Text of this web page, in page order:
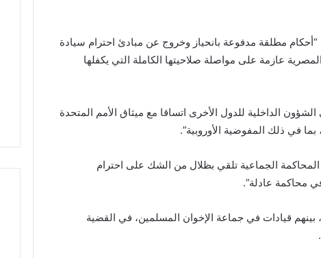
“أحكام مطلقة مدفوعة بانحياز وخروج عن مبادئ احترام سيادة
عازمة على مواصلة صلاحيتها الكاملة التي يكفلها
الداخلية للدول الأخرى اتساقا مع ميثاق الأمم المتحدة
في ذلك المفوضية الأوروبية”.
الجماعية تلقي بظلال من الشك على احترام
في محاكمة عادلة”.
بأحكام إعدام 75 شخصا بمصر، بينهم قيادات في جماعة الإخوان المسلمين، في القضية